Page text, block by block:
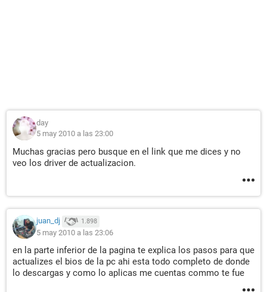
day
5 may 2010 a las 23:00
Muchas gracias pero busque en el link que me dices y no
veo los driver de actualizacion.
juan_dj 1.898
5 may 2010 a las 23:06
en la parte inferior de la pagina te explica los pasos para que
actualizes el bios de la pc ahi esta todo completo de donde
lo descargas y como lo aplicas me cuentas commo te fue